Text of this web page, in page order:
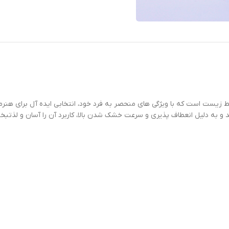
زیست است که با ویژگی های منحصر به فرد خود، انتخابی ایده آل برای
و به دلیل انعطاف پذیری و سرعت خشک شدن بالا، کاربرد آن را آسان و